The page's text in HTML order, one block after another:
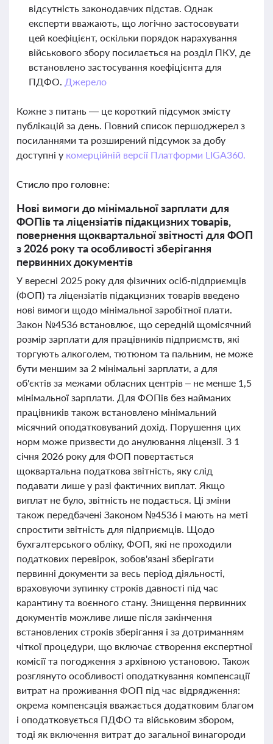
відсутність законодавчих підстав. Однак
експерти вважають, що логічно застосовувати
цей коефіцієнт, оскільки порядок нарахування
військового збору посилається на розділ ПКУ, де
встановлено застосування коефіцієнта для
ПДФО. Джерело
Кожне з питань — це короткий підсумок змісту
публікацій за день. Повний список першоджерел з
посиланнями та розширений підсумок за добу
доступні у комерційній версії Платформи LIGA360.
Стисло про головне:
Нові вимоги до мінімальної зарплати для
ФОПів та ліцензіатів підакцизних товарів,
повернення щоквартальної звітності для ФОП
з 2026 року та особливості зберігання
первинних документів
У вересні 2025 року для фізичних осіб-підприємців
(ФОП) та ліцензіатів підакцизних товарів введено
нові вимоги щодо мінімальної заробітної плати.
Закон №4536 встановлює, що середній щомісячний
розмір зарплати для працівників підприємств, які
торгують алкоголем, тютюном та пальним, не може
бути меншим за 2 мінімальні зарплати, а для
об'єктів за межами обласних центрів – не менше 1,5
мінімальної зарплати. Для ФОПів без найманих
працівників також встановлено мінімальний
місячний оподатковуваний дохід. Порушення цих
норм може призвести до анулювання ліцензії. З 1
січня 2026 року для ФОП повертається
щоквартальна податкова звітність, яку слід
подавати лише у разі фактичних виплат. Якщо
виплат не було, звітність не подається. Ці зміни
також передбачені Законом №4536 і мають на меті
спростити звітність для підприємців. Щодо
бухгалтерського обліку, ФОП, які не проходили
податкових перевірок, зобов'язані зберігати
первинні документи за весь період діяльності,
враховуючи зупинку строків давності під час
карантину та воєнного стану. Знищення первинних
документів можливе лише після закінчення
встановлених строків зберігання і за дотриманням
чіткої процедури, що включає створення експертної
комісії та погодження з архівною установою. Також
розглянуто особливості оподаткування компенсації
витрат на проживання ФОП під час відрядження:
окрема компенсація вважається додатковим благом
і оподатковується ПДФО та військовим збором,
тоді як включення витрат до загальної винагороди